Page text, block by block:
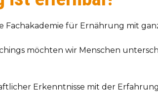
Fachakademie für Ernährung mit
möchten wir Menschen
Erkenntnisse mit der